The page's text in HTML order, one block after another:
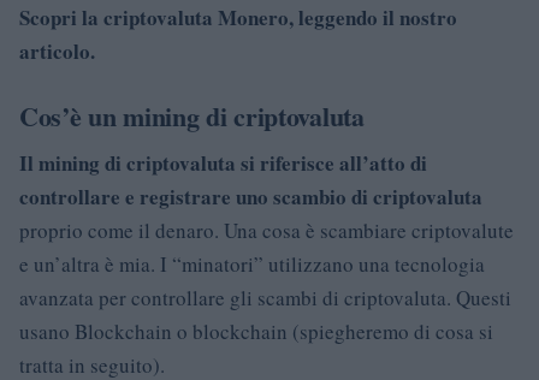
Scopri la criptovaluta Monero, leggendo il nostro
articolo.
Cos’è un mining di criptovaluta
Il mining di criptovaluta si riferisce all’atto di
controllare e registrare uno scambio di criptovaluta
proprio come il denaro. Una cosa è scambiare criptovalute
e un’altra è mia. I “minatori” utilizzano una tecnologia
avanzata per controllare gli scambi di criptovaluta. Questi
usano Blockchain o blockchain (spiegheremo di cosa si
tratta in seguito).